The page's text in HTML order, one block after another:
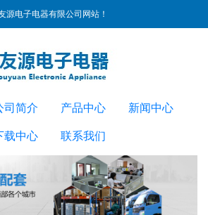
源电子电器有限公司网站！
服务热线：
司简介 产品中心
新闻中心
载中心 联系我们